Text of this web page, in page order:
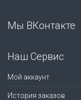
Мы ВКонтакте
Наш Сервис
Мой аккаунт
История заказов